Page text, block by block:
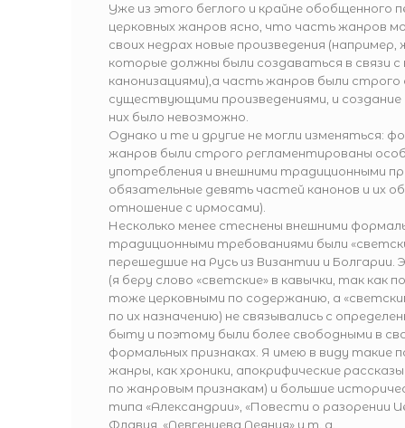
Уже из этого беглого и крайне обобщенного
церковных жанров ясно, что часть жанров
своих недрах новые произведения
которые должны были создаваться в связи с
канонизациями),а часть жанров были строго
существующими произведениями, и создание
них было невозможно.
Однако и те и другие не могли изменяться:
жанров были строго регламентированы
употребления и внешними традиционными
обязательные девять частей канонов и их
отношение с ирмосами).
Несколько менее стеснены внешними
традиционными требованиями были
перешедшие на Русь из Византии и Болгарии.
(я беру слово «светские» в кавычки, так как
тоже церковными по содержанию, а
по их назначению) не связывались с
быту и поэтому были более свободными в
формальных признаках. Я имею в виду такие
жанры, как хроники, апокрифические
по жанровым признакам) и большие
типа «Александрии», «Повести о разорении
Флавия, «Девгениева Деяния» и т. д.